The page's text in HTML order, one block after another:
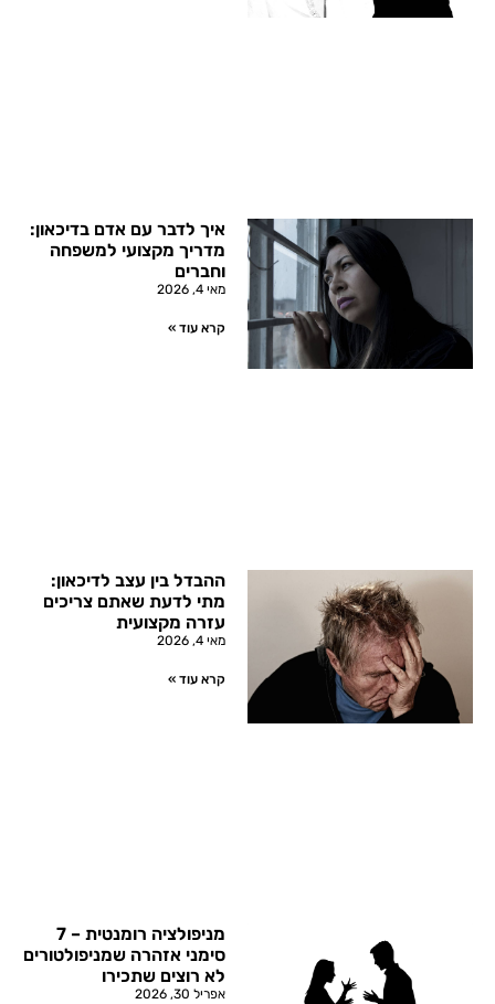
איך לדבר עם אדם בדיכאון:
מדריך מקצועי למשפחה
וחברים
מאי 4, 2026
קרא עוד »
ההבדל בין עצב לדיכאון:
מתי לדעת שאתם צריכים
עזרה מקצועית
מאי 4, 2026
קרא עוד »
מניפולציה רומנטית – 7
סימני אזהרה שמניפולטורים
לא רוצים שתכירו
אפריל 30, 2026